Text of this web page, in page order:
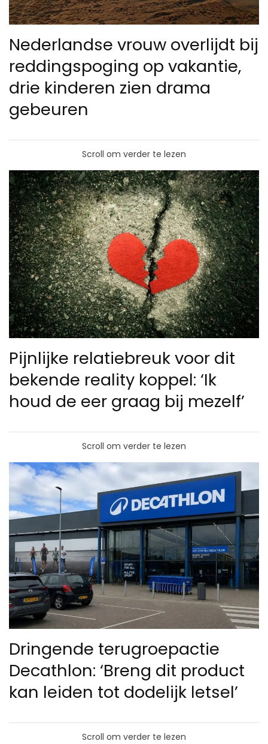
Nederlandse vrouw overlijdt bij
reddingspoging op vakantie,
drie kinderen zien drama
gebeuren
Scroll om verder te lezen
Pijnlijke relatiebreuk voor dit
bekende reality koppel: ‘Ik
houd de eer graag bij mezelf’
Scroll om verder te lezen
Dringende terugroepactie
Decathlon: ‘Breng dit product
kan leiden tot dodelijk letsel’
Scroll om verder te lezen